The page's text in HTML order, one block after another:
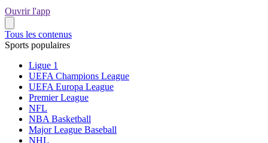
Ouvrir l'app
Tous les contenus
Sports populaires
Ligue 1
UEFA Champions League
UEFA Europa League
Premier League
NFL
NBA Basketball
Major League Baseball
NHL